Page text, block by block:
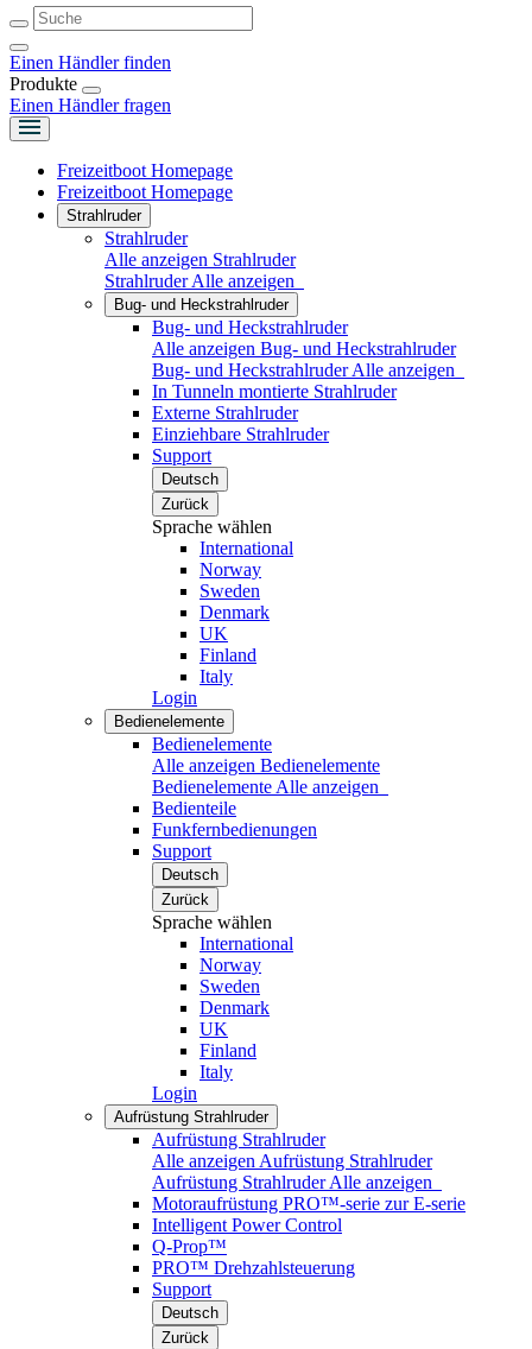
Einen Händler finden
Produkte
Einen Händler fragen
Freizeitboot Homepage
Freizeitboot Homepage
Strahlruder
Strahlruder
Alle anzeigen Strahlruder
StrahlruderAlle anzeigen
Bug- und Heckstrahlruder
Bug- und Heckstrahlruder
Alle anzeigen Bug- und Heckstrahlruder
Bug- und HeckstrahlruderAlle anzeigen
In Tunneln montierte Strahlruder
Externe Strahlruder
Einziehbare Strahlruder
Support
Deutsch
Zurück
Sprache wählen
International
Norway
Sweden
Denmark
UK
Finland
Italy
Login
Bedienelemente
Bedienelemente
Alle anzeigen Bedienelemente
Bedienelemente Alle anzeigen
Bedienteile
Funkfernbedienungen
Support
Deutsch
Zurück
Sprache wählen
International
Norway
Sweden
Denmark
UK
Finland
Italy
Login
Aufrüstung Strahlruder
Aufrüstung Strahlruder
Alle anzeigen Aufrüstung Strahlruder
Aufrüstung StrahlruderAlle anzeigen
Motoraufrüstung PRO™-serie zur E-serie
Intelligent Power Control
Q-Prop™
PRO™ Drehzahlsteuerung
Support
Deutsch
Zurück